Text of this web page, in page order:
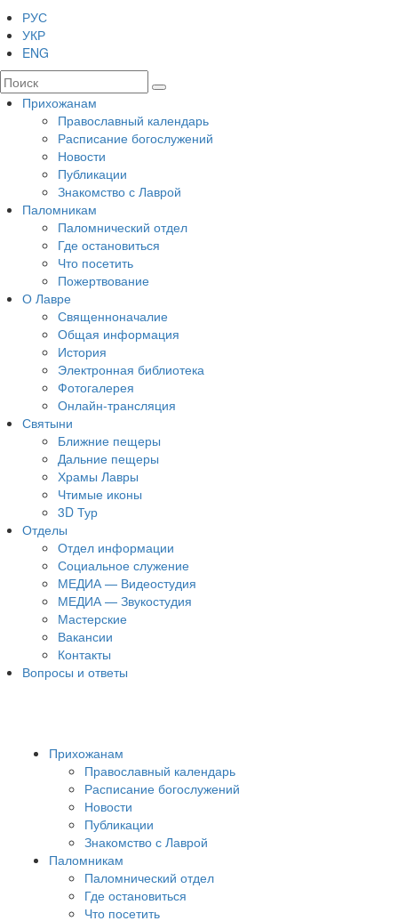
РУС
УКР
ENG
Прихожанам
Православный календарь
Расписание богослужений
Новости
Публикации
Знакомство с Лаврой
Паломникам
Паломнический отдел
Где остановиться
Что посетить
Пожертвование
О Лавре
Священноначалие
Общая информация
История
Электронная библиотека
Фотогалерея
Онлайн-трансляция
Святыни
Ближние пещеры
Дальние пещеры
Храмы Лавры
Чтимые иконы
3D Тур
Отделы
Отдел информации
Социальное служение
МЕДИА — Видеостудия
МЕДИА — Звукостудия
Мастерские
Вакансии
Контакты
Вопросы и ответы
Прихожанам
Православный календарь
Расписание богослужений
Новости
Публикации
Знакомство с Лаврой
Паломникам
Паломнический отдел
Где остановиться
Что посетить